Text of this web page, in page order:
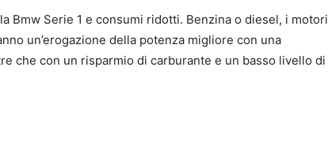
Bmw Serie 1 e consumi ridotti. Benzina o diesel, i motori
un’erogazione della potenza migliore con una
che con un risparmio di carburante e un basso livello di